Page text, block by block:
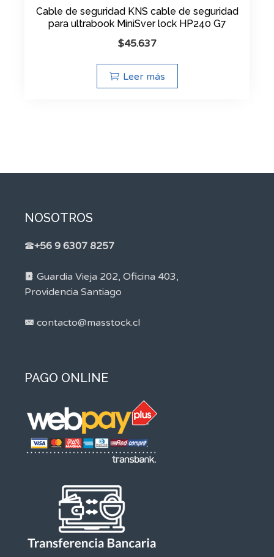
Cable de seguridad KNS cable de seguridad
para ultrabook MiniSver lock HP240 G7
$45.637
Leer más
NOSOTROS
+56 9 6307 8257
Guardia Vieja 202, Oficina 403,
Providencia Santiago
contacto@masstock.cl
PAGO ONLINE